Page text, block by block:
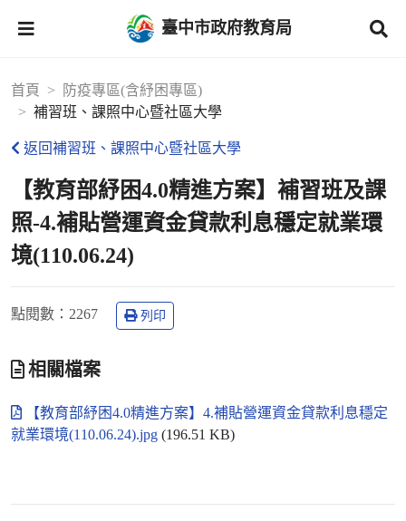
臺中市政府教育局
首頁
防疫專區(含紓困專區)
補習班、課照中心暨社區大學
返回補習班、課照中心暨社區大學
【教育部紓困4.0精進方案】補習班及課
照-4.補貼營運資金貸款利息穩定就業環
境(110.06.24)
點閱數 ：2267 列印
相關檔案
【教育部紓困4.0精進方案】4.補貼營運資金貸款利息穩定
就業環境(110.06.24).jpg (196.51 KB)